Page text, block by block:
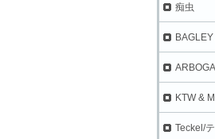
痴虫
KTW &
Teckel/